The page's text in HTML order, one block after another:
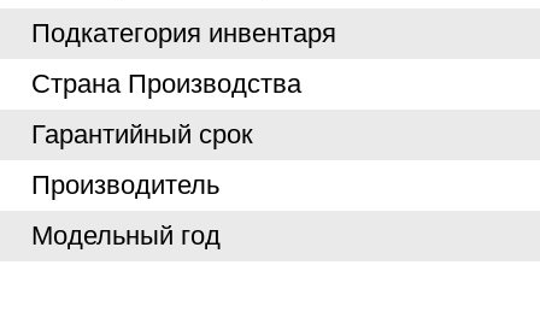
Подкатегория инвентаря
Страна Производства
Гарантийный срок
Производитель
Модельный год